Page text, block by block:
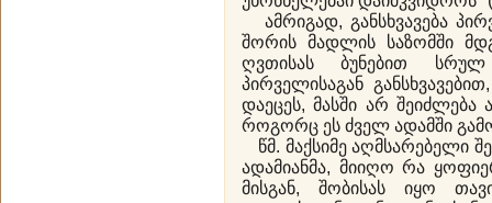
ამრიგად, განსხვავება
შორის მადლის საზომში
ღვთისას ბუნებით სრულ
პირველისაგან
დაეცეს, მასში არ შეიძლება
როგორც ეს ძველ ადამში
წმ. მაქსიმე აღმსარებელი
ადამიანმა, მიიღო რა
მისგან, შობისას იყო